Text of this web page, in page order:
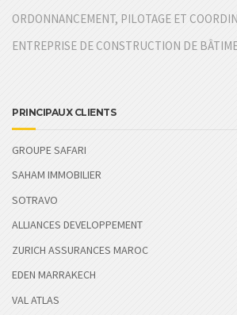
ORDONNANCEMENT, PILOTAGE ET
ENTREPRISE DE CONSTRUCTION DE
PRINCIPAUX CLIENTS
GROUPE SAFARI
SAHAM IMMOBILIER
SOTRAVO
ALLIANCES DEVELOPPEMENT
ZURICH ASSURANCES MAROC
EDEN MARRAKECH
VAL ATLAS